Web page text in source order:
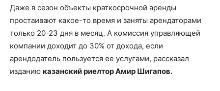
Даже в сезон объекты краткосрочной аренды
простаивают какое-то время и заняты арендаторами
только 20-23 дня в месяц. А комиссия управляющей
компании доходит до 30% от дохода, если
арендодатель пользуется ее услугами, рассказал
изданию казанский риелтор Амир Шигапов.